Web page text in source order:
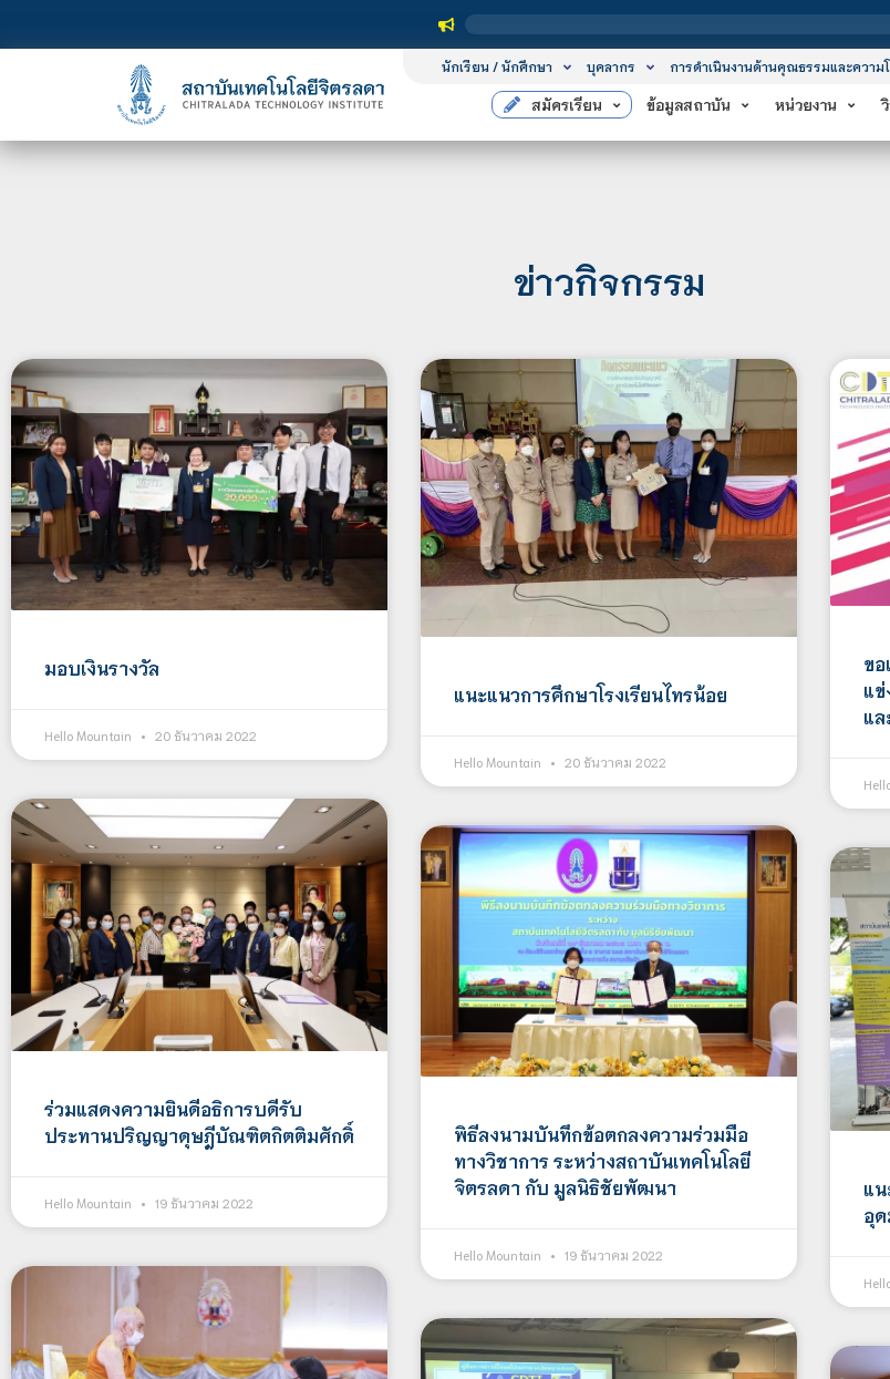
นักเรียน / นักศึกษา บุคลากร การดำเนินงานด้านคุณธรรมและความ
สมัครเรียน ข้อมูลสถาบัน หน่วยงาน
ข่าวกิจกรรม
มอบเงินรางวัล
Hello Mountain 20 ธันวาคม 2022
แนะแนวการศึกษาโรงเรียนไทรน้อย
Hello Mountain 20 ธันวาคม 2022
ข
แข่
แล
ร่วมแสดงความยินดีอธิการบดีรับ
ประทานปริญญาดุษฎีบัณฑิตกิตติมศักดิ์
Hello Mountain 19 ธันวาคม 2022
พิธีลงนามบันทึกข้อตกลงความร่วมมือ
ทางวิชาการ ระหว่างสถาบันเทคโนโลยี
จิตรลดา กับ มูลนิธิชัยพัฒนา
Hello Mountain 19 ธันวาคม 2022
แน
อุ